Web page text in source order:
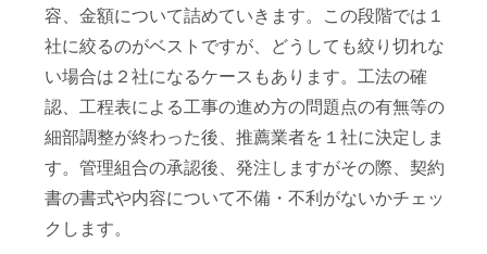
容、金額について詰めていきます。この段階では１
社に絞るのがベストですが、どうしても絞り切れな
い場合は２社になるケースもあります。工法の確
認、工程表による工事の進め方の問題点の有無等の
細部調整が終わった後、推薦業者を１社に決定しま
す。管理組合の承認後、発注しますがその際、契約
書の書式や内容について不備・不利がないかチェッ
クします。